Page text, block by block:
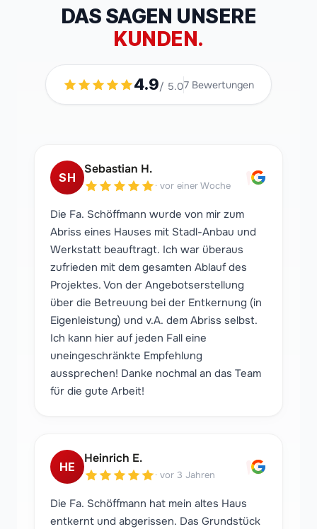
DAS SAGEN UNSERE
KUNDEN.
4.9/ 5.07 Bewertungen
"
SH
Sebastian H.
· vor einer Woche
Die Fa. Schöffmann wurde von mir zum
Abriss eines Hauses mit Stadl-Anbau und
Werkstatt beauftragt. Ich war überaus
zufrieden mit dem gesamten Ablauf des
Projektes. Von der Angebotserstellung
über die Betreuung bei der Entkernung (in
Eigenleistung) und v.A. dem Abriss selbst.
Ich kann hier auf jeden Fall eine
uneingeschränkte Empfehlung
aussprechen! Danke nochmal an das Team
für die gute Arbeit!
"
HE
Heinrich E.
· vor 3 Jahren
Die Fa. Schöffmann hat mein altes Haus
entkernt und abgerissen. Das Grundstück